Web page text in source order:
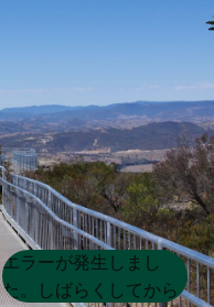
Product
List
Product
List
エラーが発生しまし
た。しばらくしてから